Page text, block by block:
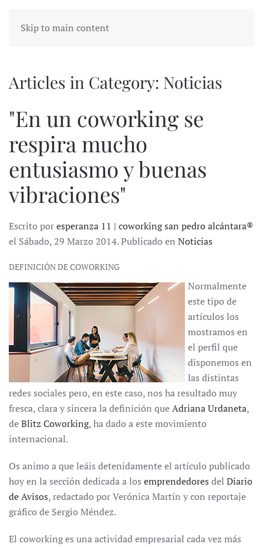
Skip to main content
Articles in Category: Noticias
"En un coworking se
respira mucho
entusiasmo y buenas
vibraciones"
Escrito poresperanza 11 | coworking san pedro alcántara®
el Sábado, 29 Marzo 2014. Publicado en Noticias
DEFINICIÓN DE COWORKING
Normalmente
este tipo de
artículos los
mostramos en
el perfil que
disponemos en
las distintas
redes sociales pero, en este caso, nos ha resultado muy
fresca, clara y sincera la definición queAdriana Urdaneta,
deBlitz Coworking, ha dado a este movimiento
internacional.
Os animo a que leáis detenidamente el artículo publicado
hoy en la sección dedicada a los emprendedores del Diario
de Avisos, redactado por Verónica Martín y con reportaje
gráfico de Sergio Méndez.
El coworking es una actividad empresarial cada vez más